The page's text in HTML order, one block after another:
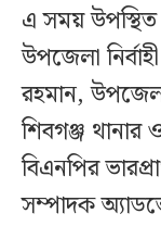
এ সময়
উপজেলা
রহমান,
শিবগঞ্জ থানার
বিএনপির
সম্পাদক